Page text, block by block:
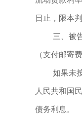
日止，限本
三、被
（支付邮寄
如果未
人民共和国
债务利息。